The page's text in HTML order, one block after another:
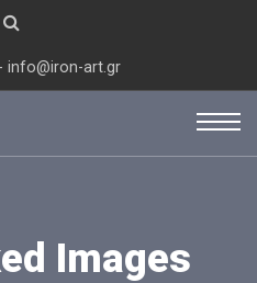
info@iron-art.gr
Images